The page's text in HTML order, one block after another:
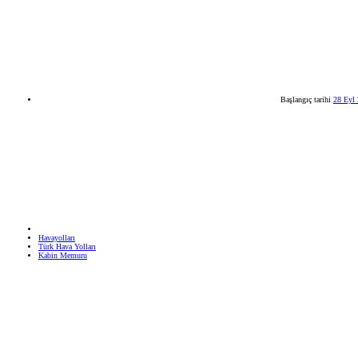
Başlangıç tarihi 28 Eyl
Havayolları
Türk Hava Yolları
Kabin Memuru